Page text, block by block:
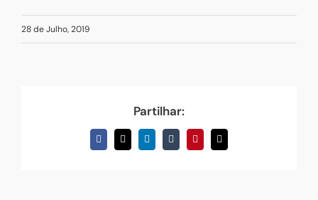
28 de Julho, 2019
Partilhar:
Facebook
X LinkedInTumblrPinterestEmail
(necessário